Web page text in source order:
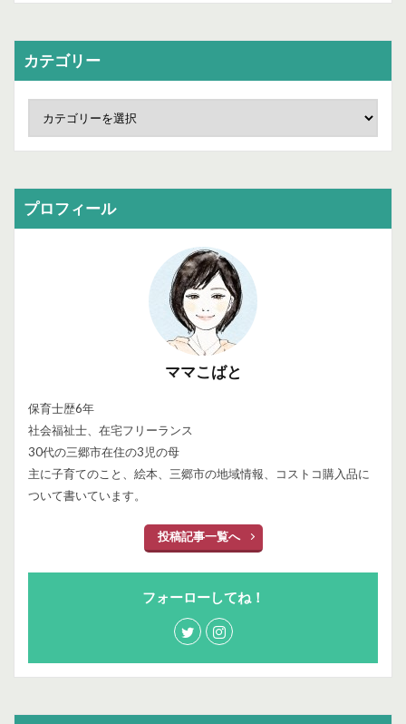
カテゴリー
プロフィール
ママこばと
保育士歴6年
社会福祉士、在宅フリーランス
30代の三郷市在住の3児の母
主に子育てのこと、絵本、三郷市の地域情報、コストコ購入品に
ついて書いています。
投稿記事一覧へ
フォーローしてね！